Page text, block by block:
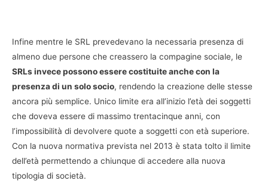
Infine mentre le SRL prevedevano la necessaria presenza di
almeno due persone che creassero la compagine sociale, le
SRLs invece possono essere costituite anche con la
presenza di un solo socio, rendendo la creazione delle stesse
ancora più semplice. Unico limite era all’inizio l’età dei soggetti
che doveva essere di massimo trentacinque anni, con
l’impossibilità di devolvere quote a soggetti con età superiore.
Con la nuova normativa prevista nel 2013 è stata tolto il limite
dell’età permettendo a chiunque di accedere alla nuova
tipologia di società.